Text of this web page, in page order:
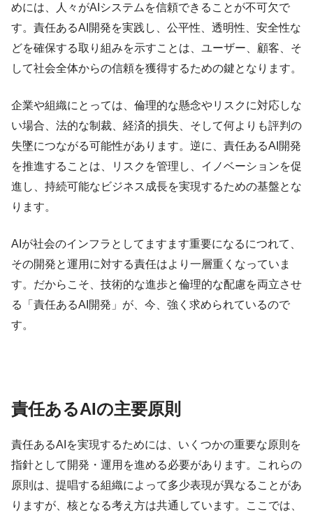
めには、人々がAIシステムを信頼できることが不可欠で
す。責任あるAI開発を実践し、公平性、透明性、安全性な
どを確保する取り組みを示すことは、ユーザー、顧客、そ
して社会全体からの信頼を獲得するための鍵となります。
企業や組織にとっては、倫理的な懸念やリスクに対応しな
い場合、法的な制裁、経済的損失、そして何よりも評判の
失墜につながる可能性があります。逆に、責任あるAI開発
を推進することは、リスクを管理し、イノベーションを促
進し、持続可能なビジネス成長を実現するための基盤とな
ります。
AIが社会のインフラとしてますます重要になるにつれて、
その開発と運用に対する責任はより一層重くなっていま
す。だからこそ、技術的な進歩と倫理的な配慮を両立させ
る「責任あるAI開発」が、今、強く求められているので
す。
責任あるAIの主要原則
責任あるAIを実現するためには、いくつかの重要な原則を
指針として開発・運用を進める必要があります。これらの
原則は、提唱する組織によって多少表現が異なることがあ
りますが、核となる考え方は共通しています。ここでは、